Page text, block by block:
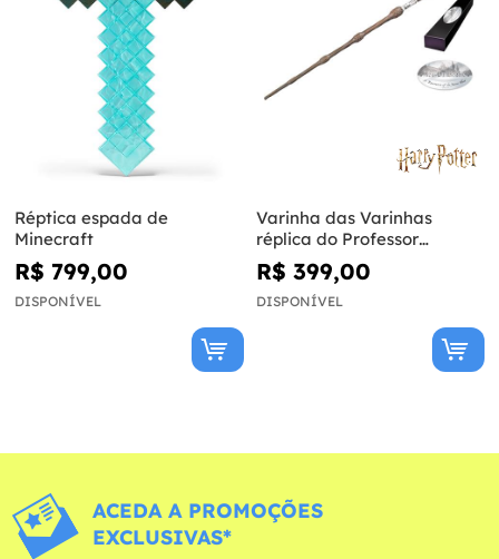
Réptica espada de
Minecraft
R$ 799,00
DISPONÍVEL
Varinha das Varinhas
réplica do Professor
Dumbledore - Harry Potter
R$ 399,00
DISPONÍVEL
ACEDA A PROMOÇÕES
EXCLUSIVAS*